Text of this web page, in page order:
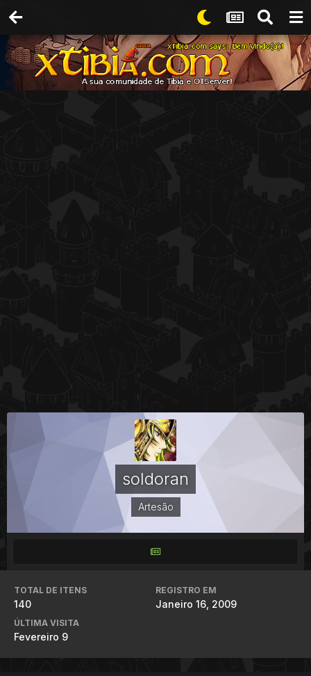
soldoran
Artesão
TOTAL DE ITENS
140
REGISTRO EM
Janeiro 16, 2009
ÚLTIMA VISITA
Fevereiro 9